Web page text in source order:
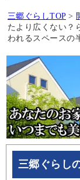
三郷ぐらしTOP >
たより広くない？
われるスペースの
三郷ぐらし